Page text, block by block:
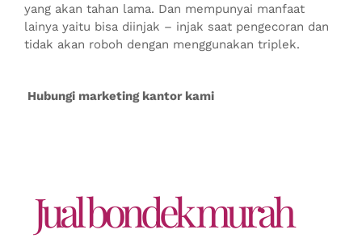
yang akan tahan lama. Dan mempunyai manfaat
lainya yaitu bisa diinjak – injak saat pengecoran dan
tidak akan roboh dengan menggunakan triplek.
Hubungi marketing kantor kami
Jual bondek murah